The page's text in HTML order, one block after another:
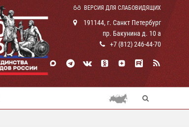
ВЕРСИЯ ДЛЯ СЛАБОВИДЯЩИХ
191144, г. Санкт Петербург
пр. Бакунина д. 10 а
+7 (812) 246-44-70